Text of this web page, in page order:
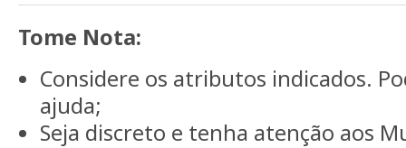
Tome Nota:
Considere os atributos indicados.
ajuda;
Seja discreto e tenha atenção aos